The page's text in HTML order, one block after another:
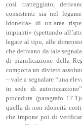
così tratteggiato,
consistenti sia nel
idoneità» di un’area
impianti» (spettando
legate al tipo, alle
che derivano da tale
di pianificazione della
comporta un divieto
– vale a segnalare “una
in sede di
procedura (paragrafo
quella di non idoneità
che impone poi di